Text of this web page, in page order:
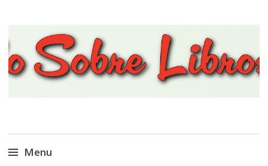
Viajando Sobre Libros
Menu